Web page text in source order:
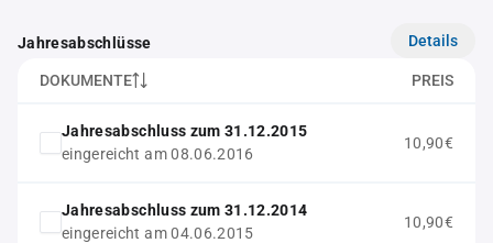
Jahresabschlüsse Details
DOKUMENTE PREIS
Jahresabschluss zum 31.12.2015
eingereicht am 08.06.2016
10,90€
Jahresabschluss zum 31.12.2014
eingereicht am 04.06.2015
10,90€